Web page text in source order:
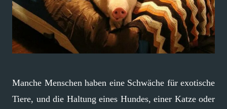
Manche Menschen haben eine Schwäche für exotische
Tiere, und die Haltung eines Hundes, einer Katze oder